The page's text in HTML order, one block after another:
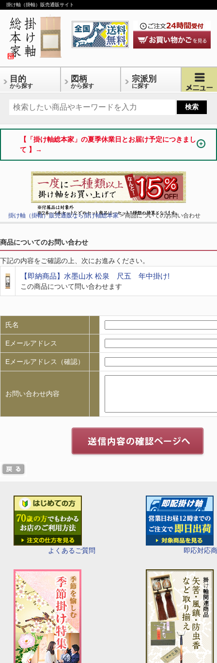
掛け軸（掛軸）販売通販サイト
目的
から探す
図柄
から探す
宗派別
に探す
【「掛け軸総本家」の夏季休業日とお届け予定につきまし
て 】→
よくあるご質問 即応対応
掛け軸（掛軸）販売通販なら掛け軸総本家> 商品についてのお問い合わせ
商品についてのお問い合わせ
下記の内容をご確認の上、次にお進みください。
【即納商品】水墨山水 松泉 尺五 年中掛け!
この商品について問い合わせます
氏名
Eメールアドレス
Eメールアドレス（確認）
お問い合わせ内容